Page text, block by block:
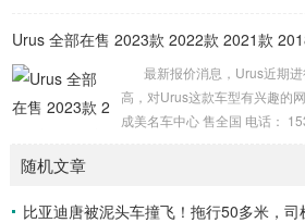
赖的，我开了这么长时间了，
最新报价消息，Urus近期进
高，对Urus这款车型有兴趣的
成美名车中心 售全国 电话：
随机文章
比亚迪唐被泥头车撞飞！拖行50多米，司